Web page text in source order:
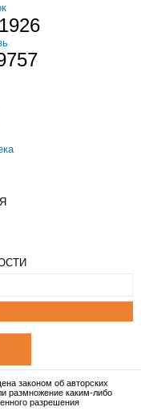
законом об авторских
размножение каким-либо
разрешения